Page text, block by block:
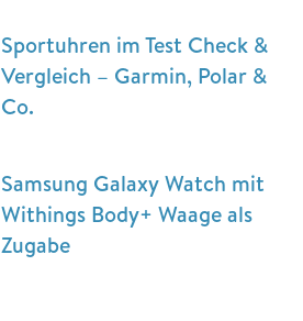
Sportuhren im Test Check &
Vergleich – Garmin, Polar &
Co.
Samsung Galaxy Watch mit
Withings Body+ Waage als
Zugabe